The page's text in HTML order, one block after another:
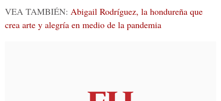
VEA TAMBIÉN: Abigail Rodríguez, la hondureña que
crea arte y alegría en medio de la pandemia